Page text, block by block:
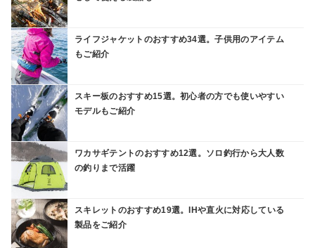
ライフジャケットのおすすめ34選。子供用のアイテム
もご紹介
スキー板のおすすめ15選。初心者の方でも使いやすい
モデルもご紹介
ワカサギテントのおすすめ12選。ソロ釣行から大人数
の釣りまで活躍
スキレットのおすすめ19選。IHや直火に対応している
製品をご紹介